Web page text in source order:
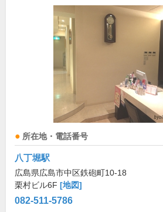
所在地・電話番号
八丁堀駅
広島県広島市中区鉄砲町10-18
栗村ビル6F [地図]
082-511-5786